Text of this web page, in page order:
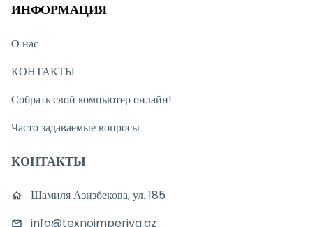
ИНФОРМАЦИЯ
О нас
КОНТАКТЫ
Собрать свой компьютер онлайн!
Часто задаваемые вопросы
КОНТАКТЫ
Шамиля Азизбекова, ул. 185
info@texnoimperiya.az